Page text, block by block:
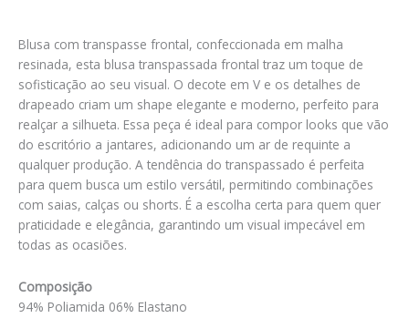
Blusa com transpasse frontal, confeccionada em malha
resinada, esta blusa transpassada frontal traz um toque de
sofisticação ao seu visual. O decote em V e os detalhes de
drapeado criam um shape elegante e moderno, perfeito para
realçar a silhueta. Essa peça é ideal para compor looks que vão
do escritório a jantares, adicionando um ar de requinte a
qualquer produção. A tendência do transpassado é perfeita
para quem busca um estilo versátil, permitindo combinações
com saias, calças ou shorts. É a escolha certa para quem quer
praticidade e elegância, garantindo um visual impecável em
todas as ocasiões.
Composição
94% Poliamida 06% Elastano